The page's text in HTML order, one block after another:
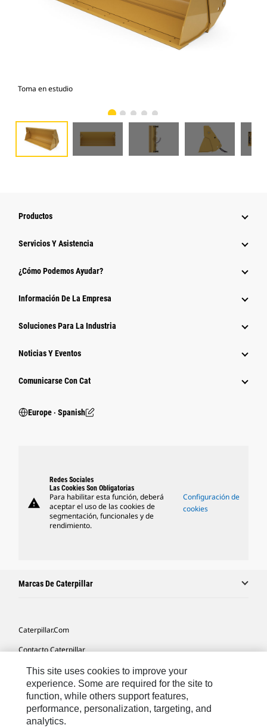
Toma en estudio
Productos
Servicios Y Asistencia
¿Cómo Podemos Ayudar?
Información De La Empresa
Soluciones Para La Industria
Noticias Y Eventos
Comunicarse Con Cat
Europe ‧ Spanish
warning
Redes Sociales
Las Cookies Son Obligatorias
Para habilitar esta función, deberá
aceptar el uso de las cookies de
segmentación, funcionales y de
rendimiento.
Configuración de
cookies
Marcas De Caterpillar
Caterpillar.com
Contacto Caterpillar
Mis Preferencias De Marketing
Mapa Del Sitio
Cookie Settings
This site uses cookies to improve your
experience. Some are required for the site to
function, while others support features,
performance, personalization, targeting, and
analytics.